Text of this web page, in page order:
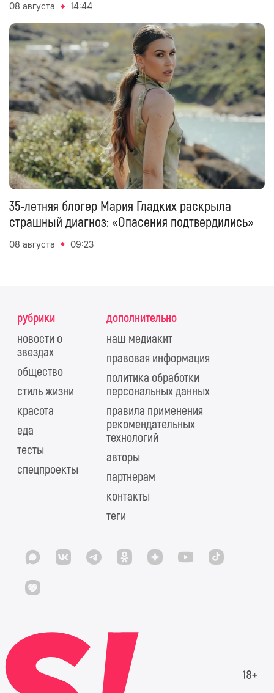
08 августа 14:44
35-летняя блогер Мария Гладких раскрыла
страшный диагноз: «Опасения подтвердились»
08 августа 09:23
рубрики
новости о
звездах
общество
стиль жизни
красота
еда
тесты
спецпроекты
дополнительно
наш медиакит
правовая информация
политика обработки
персональных данных
правила применения
рекомендательных
технологий
авторы
партнерам
контакты
теги